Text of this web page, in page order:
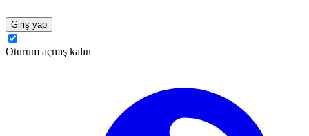
Giriş yap
Oturum açmış kalın